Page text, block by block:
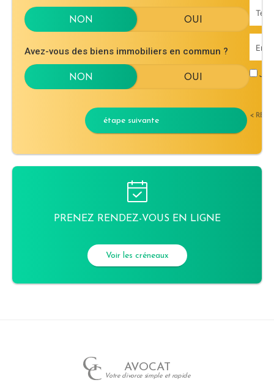
Avez-vous des biens immobiliers en commun ?
étape suivante <
PRENEZ RENDEZ-VOUS EN LIGNE
Voir les créneaux
AVOCAT
Votre divorce simple et rapide